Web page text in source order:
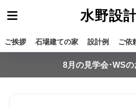
水野設
ご挨拶 石場建ての家 設計例 ご依
8月の見学会･WSの